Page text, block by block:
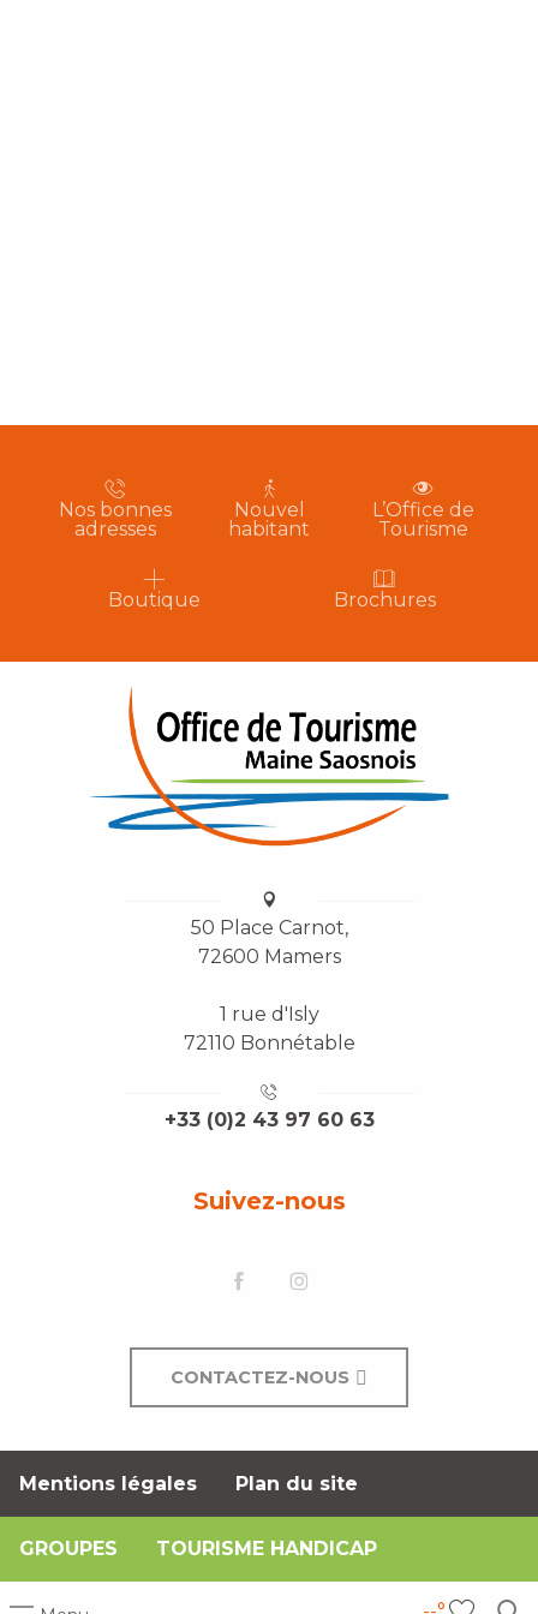
Nos bonnes
adresses
Nouvel
habitant
L’Office de
Tourisme
Boutique Brochures
50 Place Carnot,
72600 Mamers
1 rue d'Isly
72110 Bonnétable
+33 (0)2 43 97 60 63
Suivez-nous
CONTACTEZ-NOUS
Mentions légales Plan du site
GROUPES TOURISME HANDICAP